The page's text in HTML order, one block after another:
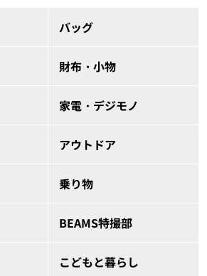
バッグ
財布・小物
家電・デジモノ
アウトドア
乗り物
BEAMS特撮部
こどもと暮らし